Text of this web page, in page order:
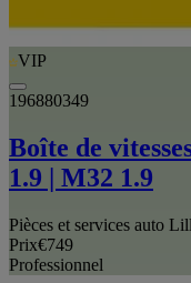
VIP
196880349
Boîte de
1.9 | M32 1.9
Pièces et services auto
Prix€749
Professionnel